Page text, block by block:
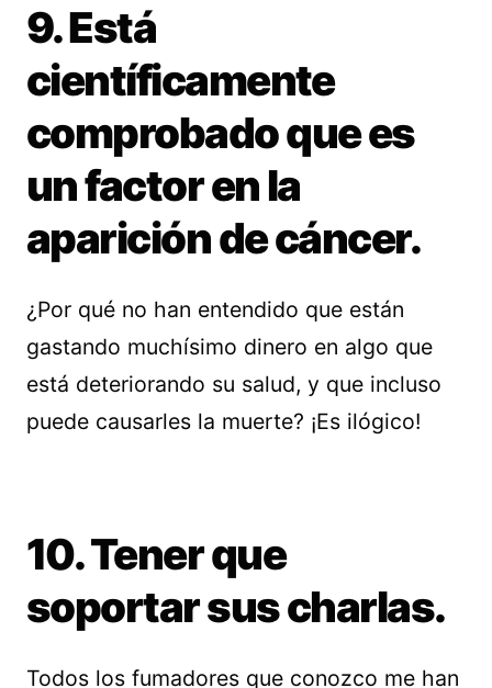
9. Está
científicamente
comprobado que es
un factor en la
aparición de cáncer.
¿Por qué no han entendido que están
gastando muchísimo dinero en algo que
está deteriorando su salud, y que incluso
puede causarles la muerte? ¡Es ilógico!
10. Tener que
soportar sus charlas.
Todos los fumadores que conozco me han